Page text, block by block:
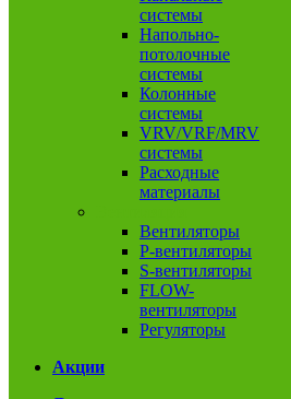
системы
Напольно-
потолочные
системы
Колонные
системы
VRV/VRF/MRV
системы
Расходные
материалы
Вентиляторы
P-вентиляторы
S-вентиляторы
FLOW-
вентиляторы
Регуляторы
Акции